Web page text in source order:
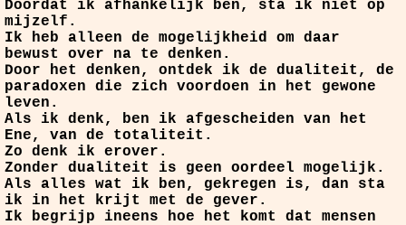
Doordat ik afhankelijk ben, sta ik niet op
mijzelf.
Ik heb alleen de mogelijkheid om daar
bewust over na te denken.
Door het denken, ontdek ik de dualiteit, de
paradoxen die zich voordoen in het gewone
leven.
Als ik denk, ben ik afgescheiden van het
Ene, van de totaliteit.
Zo denk ik erover.
Zonder dualiteit is geen oordeel mogelijk.
Als alles wat ik ben, gekregen is, dan sta
ik in het krijt met de gever.
Ik begrijp ineens hoe het komt dat mensen